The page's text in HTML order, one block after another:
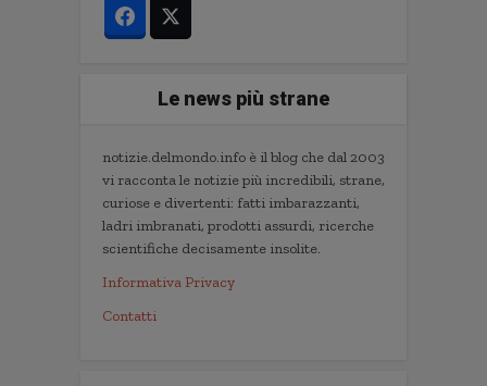
Le news più strane
notizie.delmondo.info è il blog che dal 2003
vi racconta le notizie più incredibili, strane,
curiose e divertenti: fatti imbarazzanti,
ladri imbranati, prodotti assurdi, ricerche
scientifiche decisamente insolite.
Informativa Privacy
Contatti